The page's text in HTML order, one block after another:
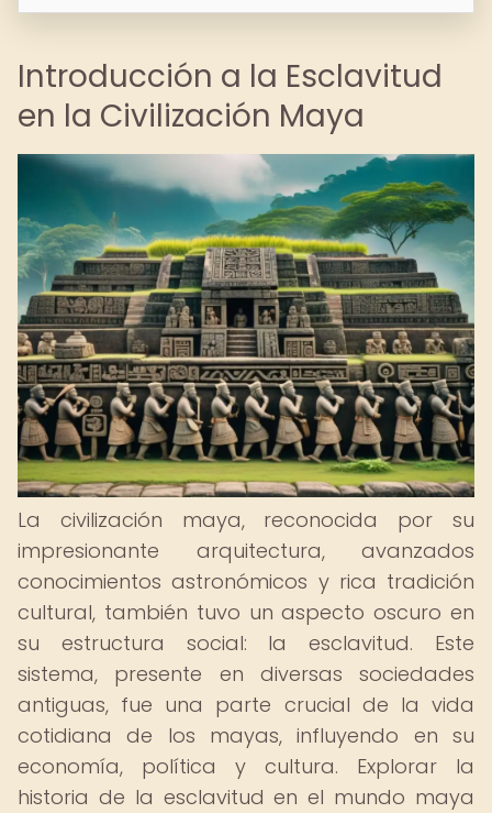
Introducción a la Esclavitud
en la Civilización Maya
La civilización maya, reconocida por su
impresionante arquitectura, avanzados
conocimientos astronómicos y rica tradición
cultural, también tuvo un aspecto oscuro en
su estructura social: la esclavitud. Este
sistema, presente en diversas sociedades
antiguas, fue una parte crucial de la vida
cotidiana de los mayas, influyendo en su
economía, política y cultura. Explorar la
historia de la esclavitud en el mundo maya